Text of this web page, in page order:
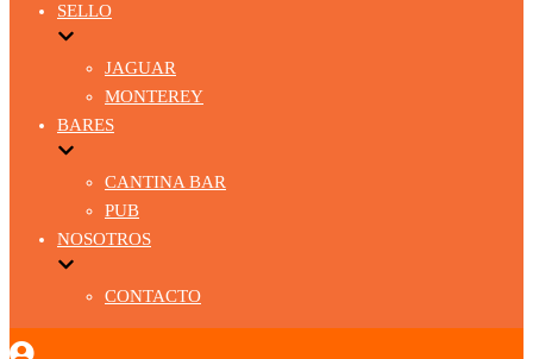
SELLO
JAGUAR
MONTEREY
BARES
CANTINA BAR
PUB
NOSOTROS
CONTACTO